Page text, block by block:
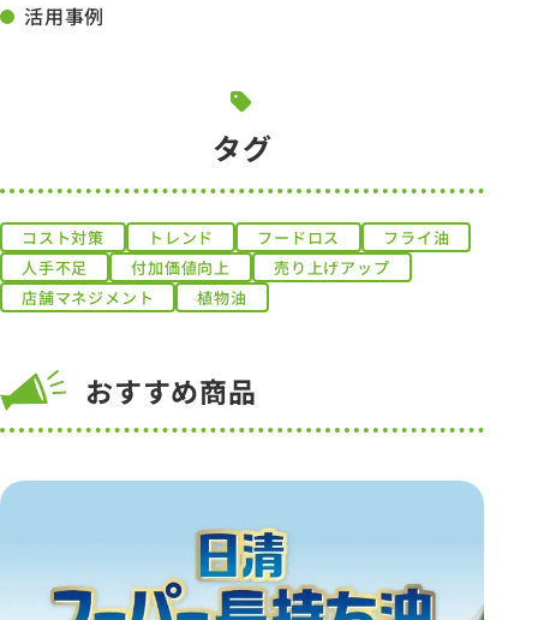
活用事例
タグ
コスト対策 トレンド フードロス
フライ油
人手不足
付加価値向上
売り上げアップ
店舗マネジメント
植物油
おすすめ商品